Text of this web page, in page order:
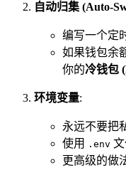
自动归集 (Auto-
编写一个定
如果钱包余
你的冷钱包
环境变量:
永远不要把
使用
.env
更高级的做